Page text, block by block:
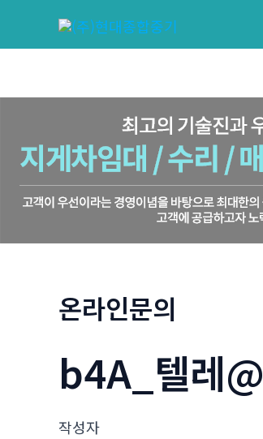
건
온라인문의
b4A_텔레
작성자